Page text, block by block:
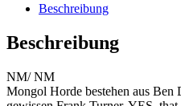
Beschreibung
Beschreibung
NM/ NM
Mongol Horde bestehen aus